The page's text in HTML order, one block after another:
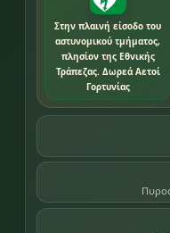
Στην πλαινή είσοδο του
αστυνομικού τμήματος,
πλησίον της Εθνικής
Τράπεζας. Δωρεά Αετοί
Γορτυνίας